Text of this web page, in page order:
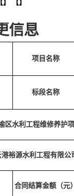
【】 【】
信息
项目名称
标段名称
区水利工程维修养护
裕源水利工程有限公
合同结算金额（元）